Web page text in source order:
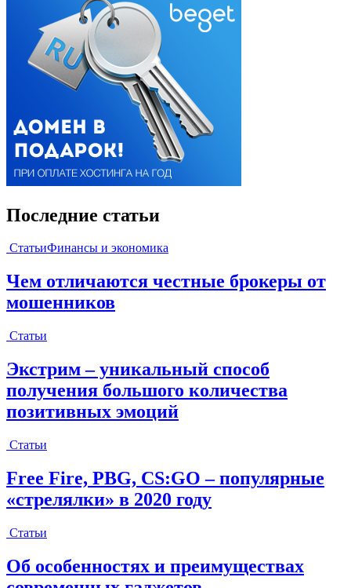
Последние статьи
СтатьиФинансы и экономика
Чем отличаются честные брокеры от
мошенников
Статьи
Экстрим – уникальный способ
получения большого количества
позитивных эмоций
Статьи
Free Fire, PBG, CS:GO – популярные
«стрелялки» в 2020 году
Статьи
Об особенностях и преимуществах